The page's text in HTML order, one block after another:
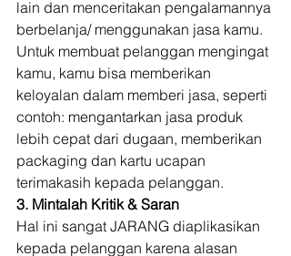
lain dan menceritakan pengalamannya
berbelanja/ menggunakan jasa kamu.
Untuk membuat pelanggan mengingat
kamu, kamu bisa memberikan
keloyalan dalam memberi jasa, seperti
contoh: mengantarkan jasa produk
lebih cepat dari dugaan, memberikan
packaging dan kartu ucapan
terimakasih kepada pelanggan.
3. Mintalah Kritik & Saran
Hal ini sangat JARANG diaplikasikan
kepada pelanggan karena alasan